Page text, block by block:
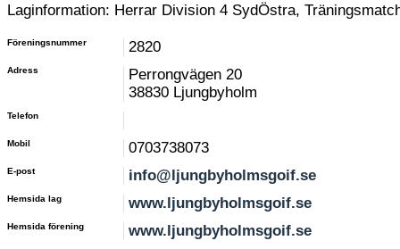
Laginformation: Herrar Division 4 SydÖstra,
Föreningsnummer 2820
Adress
Perrongvägen 20
38830 Ljungbyholm
Telefon
Mobil 0703738073
E-post info@ljungbyholmsgoif.se
Hemsida lag www.ljungbyholmsgoif.se
Hemsida förening www.ljungbyholmsgoif.se